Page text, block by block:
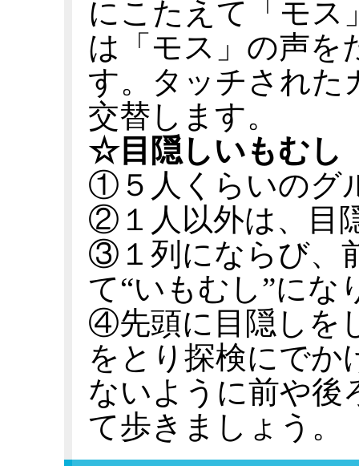
にこたえて「モス
は「モス」の声を
す。タッチされた
交替します。
☆目隠しいもむし
①５人くらいのグ
②１人以外は、目
③１列にならび、
て“いもむし”にな
④先頭に目隠しを
をとり探検にでか
ないように前や後
て歩きましょう。